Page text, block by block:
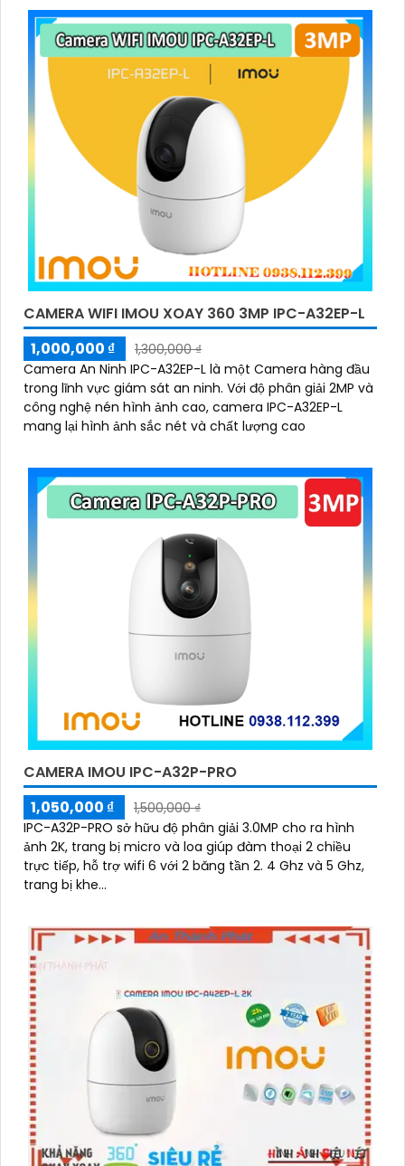
CAMERA WIFI IMOU XOAY 360 3MP IPC-A32EP-L
1,000,000 ₫
1,300,000 ₫
Camera An Ninh IPC-A32EP-L là một Camera hàng đầu
trong lĩnh vực giám sát an ninh. Với độ phân giải 2MP và
công nghệ nén hình ảnh cao, camera IPC-A32EP-L
mang lại hình ảnh sắc nét và chất lượng cao
CAMERA IMOU IPC-A32P-PRO
1,050,000 ₫
1,500,000 ₫
IPC-A32P-PRO sở hữu độ phân giải 3.0MP cho ra hình
ảnh 2K, trang bị micro và loa giúp đàm thoại 2 chiều
trực tiếp, hỗ trợ wifi 6 với 2 băng tần 2. 4 Ghz và 5 Ghz,
trang bị khe...